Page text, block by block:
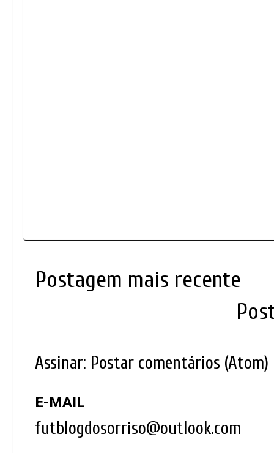
Postagem mais recente
Assinar: Postar comentários (Atom)
E-MAIL
futblogdosorriso@outlook.com